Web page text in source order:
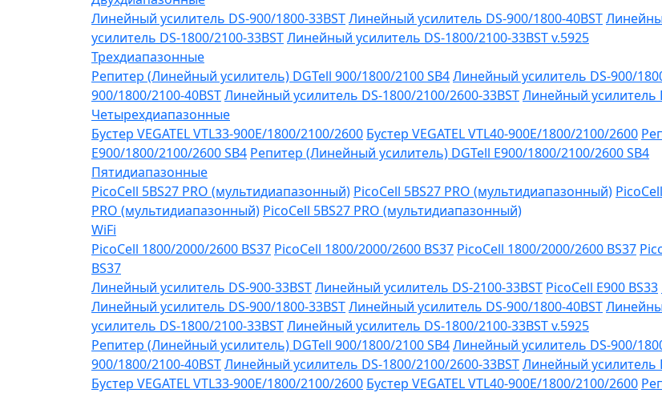
Линейный усилитель DS-900/1800-33BSTЛинейный усилитель DS-900/1800-40BST
усилитель DS-1800/2100-33BSTЛинейный усилитель DS-1800/2100-33BST v.5925
Трехдиапазонные
Репитер (Линейный усилитель) DGTell 900/1800/2100 SB4Линейный усилитель DS-900/
900/1800/2100-40BSTЛинейный усилитель DS-1800/2100/2600-33BSTЛинейный усилитель
Четырехдиапазонные
Бустер VEGATEL VTL33-900E/1800/2100/2600 Бустер VEGATEL VTL40-900E/1800/2100/2600
Е900/1800/2100/2600 SB4 Репитер (Линейный усилитель) DGTell Е900/1800/2100/2600 SB4
Пятидиапазонные
PicoCell 5BS27 PRO (мультидиапазонный) PicoCell 5BS27 PRO (мультидиапазонный)
PRO (мультидиапазонный) PicoCell 5BS27 PRO (мультидиапазонный)
WiFi
PicoCell 1800/2000/2600 BS37 PicoCell 1800/2000/2600 BS37 PicoCell 1800/2000/2600 BS37
BS37
Линейный усилитель DS-900-33BSTЛинейный усилитель DS-2100-33BST PicoCell E900 BS33
Линейный усилитель DS-900/1800-33BSTЛинейный усилитель DS-900/1800-40BST
усилитель DS-1800/2100-33BSTЛинейный усилитель DS-1800/2100-33BST v.5925
Репитер (Линейный усилитель) DGTell 900/1800/2100 SB4Линейный усилитель DS-900/
900/1800/2100-40BSTЛинейный усилитель DS-1800/2100/2600-33BSTЛинейный усилитель
Бустер VEGATEL VTL33-900E/1800/2100/2600 Бустер VEGATEL VTL40-900E/1800/2100/2600